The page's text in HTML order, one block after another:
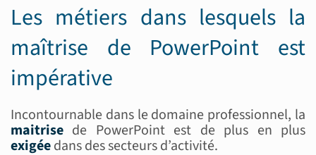
Les métiers dans lesquels la
maîtrise de PowerPoint est
impérative
Incontournable dans le domaine professionnel, la
maitrisede PowerPoint est de plus en plus
exigéedans des secteurs d’activité.